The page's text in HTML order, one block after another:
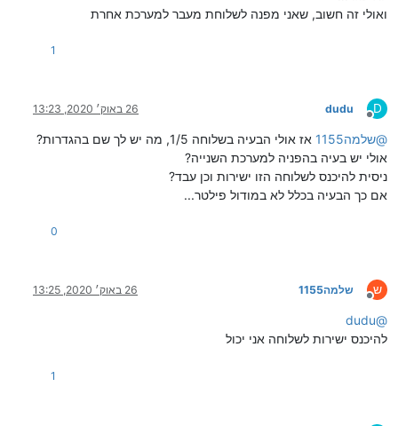
ואולי זה חשוב, שאני מפנה לשלוחת מעבר למערכת אחרת
1
D
מנותק
dudu 26 באוק׳ 2020, 13:23
@שלמה1155
אז אולי הבעיה בשלוחה 1/5, מה יש לך שם בהגדרות?
אולי יש בעיה בהפניה למערכת השנייה?
ניסית להיכנס לשלוחה הזו ישירות וכן עבד?
אם כך הבעיה בכלל לא במודול פילטר...
0
ש
מנותק
שלמה1155 26 באוק׳ 2020, 13:25
@
dudu
להיכנס ישירות לשלוחה אני יכול
1